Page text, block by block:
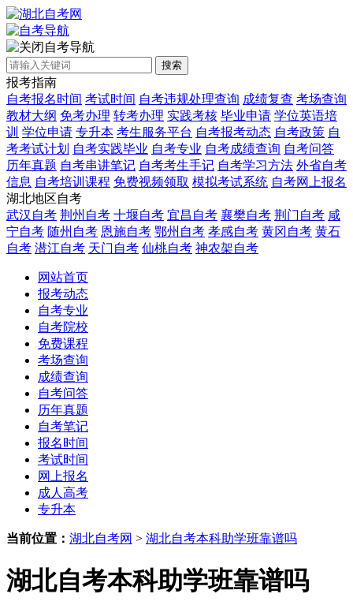
自考导航
搜索
报考指南
自考报名时间 考试时间 自考违规处理查询 成绩复查 考场查询
教材大纲 免考办理 转考办理 实践考核 毕业申请 学位英语培
训 学位申请 专升本 考生服务平台 自考报考动态 自考政策 自
考考试计划 自考实践毕业 自考专业 自考成绩查询 自考问答
历年真题 自考串讲笔记 自考考生手记 自考学习方法 外省自考
信息 自考培训课程 免费视频领取 模拟考试系统 自考网上报名
湖北地区自考
武汉自考 荆州自考 十堰自考 宜昌自考 襄樊自考 荆门自考 咸
宁自考 随州自考 恩施自考 鄂州自考 孝感自考 黄冈自考 黄石
自考 潜江自考 天门自考 仙桃自考 神农架自考
网站首页
报考动态
自考专业
自考院校
免费课程
考场查询
成绩查询
自考问答
历年真题
自考笔记
报名时间
考试时间
网上报名
成人高考
专升本
当前位置： 湖北自考网 > 湖北自考本科助学班靠谱吗
湖北自考本科助学班靠谱吗